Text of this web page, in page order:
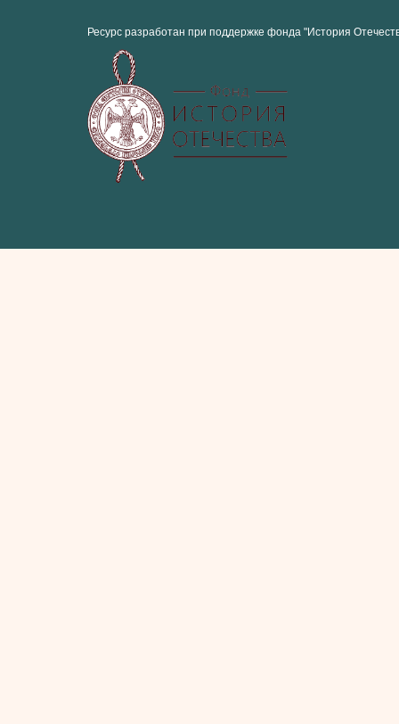
Ресурс разработан при поддержке фонда "История